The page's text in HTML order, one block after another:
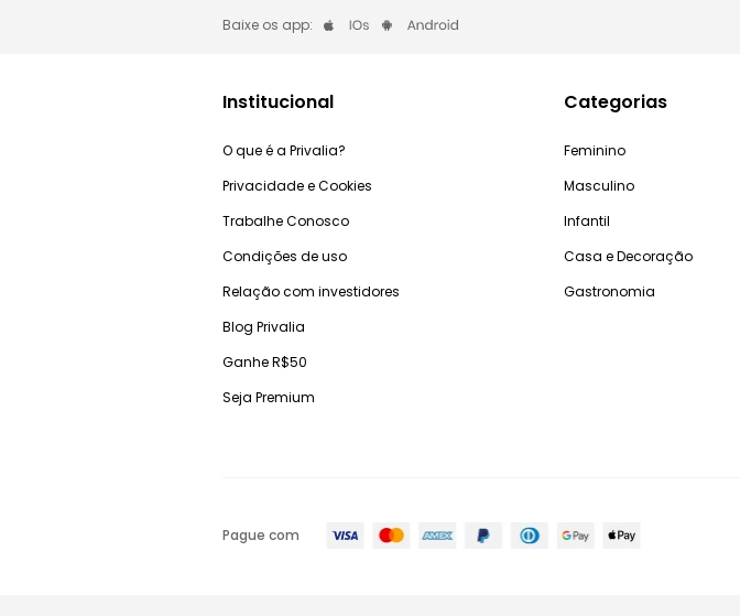
Baixe os app:
Institucional
O que é a Privalia?
Privacidade e Cookies
Trabalhe Conosco
Condições de uso
Relação com investidores
Blog Privalia
Ganhe R$50
Seja Premium
Categorias
Feminino
Masculino
Infantil
Casa e Decoração
Gastronomia
Pague com